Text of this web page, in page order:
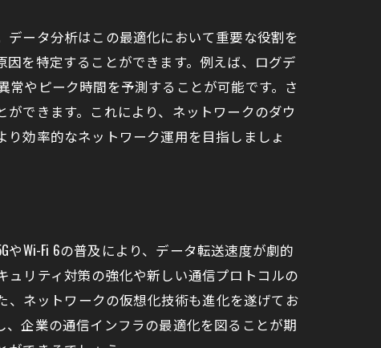
ータ分析はこの最適化において重要な役割を
を特定することができます。例えば、ログデ
やピーク時間を予測することが可能です。さ
できます。これにより、ネットワークのダウ
効率的なネットワーク運用を目指しましょ
Wi-Fi 6の普及により、データ転送速度が劇的
リティ対策の強化や新しい通信プロトコルの
、ネットワークの仮想化技術も進化を遂げてお
企業の通信インフラの最適化を図ることが期